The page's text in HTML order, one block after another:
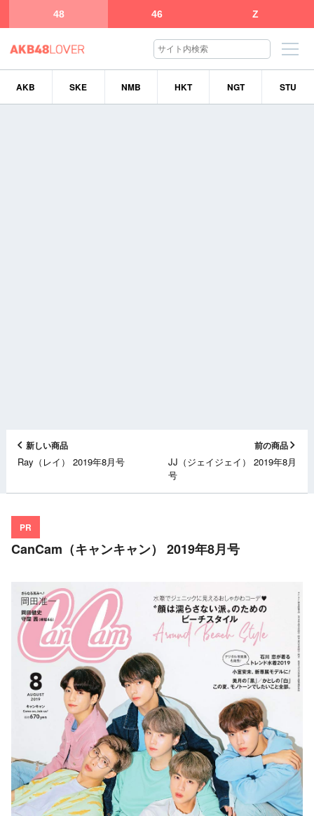
48 46 Z
AKB SKE NMB HKT NGT STU
新しい商品
Ray（レイ） 2019年8月号
前の商品
JJ（ジェイジェイ） 2019年8月
号
PR
CanCam（キャンキャン） 2019年8月号